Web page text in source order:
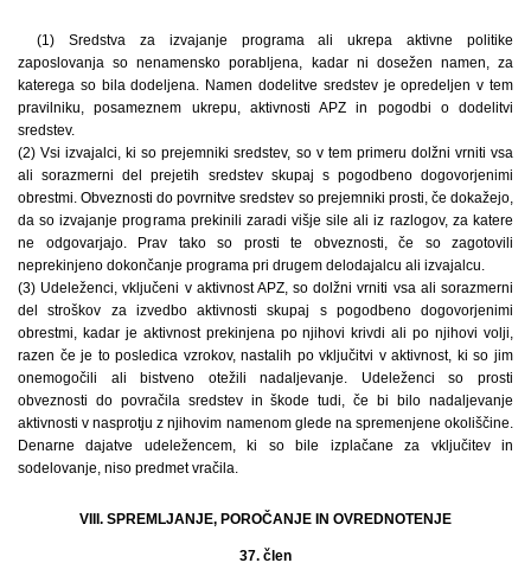
(1) Sredstva za izvajanje programa ali ukrepa aktivne politike
zaposlovanja so nenamensko porabljena, kadar ni dosežen namen, za
katerega so bila dodeljena. Namen dodelitve sredstev je opredeljen v tem
pravilniku, posameznem ukrepu, aktivnosti APZ in pogodbi o dodelitvi
sredstev.
(2) Vsi izvajalci, ki so prejemniki sredstev, so v tem primeru dolžni vrniti vsa
ali sorazmerni del prejetih sredstev skupaj s pogodbeno dogovorjenimi
obrestmi. Obveznosti do povrnitve sredstev so prejemniki prosti, če dokažejo,
da so izvajanje programa prekinili zaradi višje sile ali iz razlogov, za katere
ne odgovarjajo. Prav tako so prosti te obveznosti, če so zagotovili
neprekinjeno dokončanje programa pri drugem delodajalcu ali izvajalcu.
(3) Udeleženci, vključeni v aktivnost APZ, so dolžni vrniti vsa ali sorazmerni
del stroškov za izvedbo aktivnosti skupaj s pogodbeno dogovorjenimi
obrestmi, kadar je aktivnost prekinjena po njihovi krivdi ali po njihovi volji,
razen če je to posledica vzrokov, nastalih po vključitvi v aktivnost, ki so jim
onemogočili ali bistveno otežili nadaljevanje. Udeleženci so prosti
obveznosti do povračila sredstev in škode tudi, če bi bilo nadaljevanje
aktivnosti v nasprotju z njihovim namenom glede na spremenjene okoliščine.
Denarne dajatve udeležencem, ki so bile izplačane za vključitev in
sodelovanje, niso predmet vračila.
VIII. SPREMLJANJE, POROČANJE IN OVREDNOTENJE
37. člen